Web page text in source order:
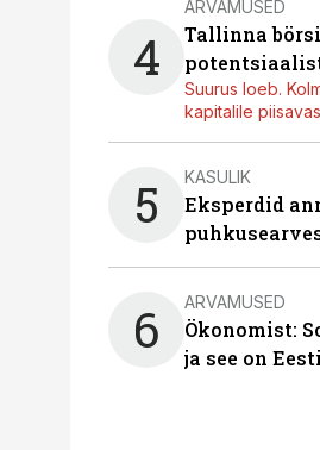
4
ARVAMUSED
Tallinna
Suurus loeb.
kapitalile
5 KASULIK
Eksperdid
6 ARVAMUSED
Ökonomist:
ja see on